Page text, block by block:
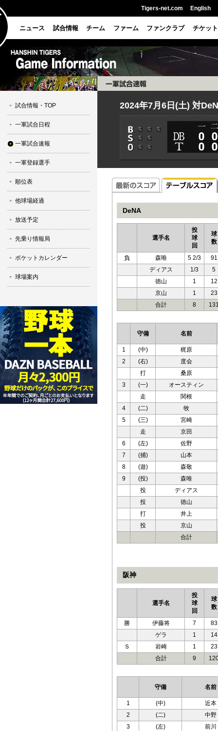
Tigers-net.com English
ニュース 試合情報 チーム ファーム ファンクラブ チケット
試合情報・TOP
一軍試合日程
一軍試合速報
一軍登録選手
順位表
他球場経過
放送予定
先乗り情報局
ポケットカレンダー
球場案内
2024年7月6日(土) 対
DeNA
選手名
投
球
回
球
数
負 森唯 5 2/3
91
ディアス
1/3
5
徳山
1
12
京山
1
23
合計
8
守備 名前
1 (中)
梶原
2
(右)
度会
打
桑原
3
(一)
オースティン
走
関根
4
(二)
牧
5
(三)
宮崎
走
京田
6
(左)
佐野
7
(捕)
山本
8
(遊)
森敬
9
(投)
森唯
投
ディアス
投
徳山
打
井上
投
京山
合計
阪神
選手名
投
球
回
球
数
勝 伊藤将 7
83
ゲラ
1
14
Ｓ
岩崎 1
23
合計
9
守備 名前
1 (中)
近本
2
(二)
中野
3
(左)
前川